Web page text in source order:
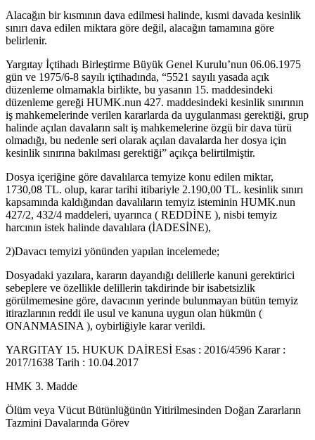
Alacağın bir kısmının dava edilmesi halinde, kısmi davada kesinlik
sınırı dava edilen miktara göre değil, alacağın tamamına göre
belirlenir.
Yargıtay İçtihadı Birleştirme Büyük Genel Kurulu’nun 06.06.1975
gün ve 1975/6-8 sayılı içtihadında, “5521 sayılı yasada açık
düzenleme olmamakla birlikte, bu yasanın 15. maddesindeki
düzenleme gereği HUMK.nun 427. maddesindeki kesinlik sınırının
iş mahkemelerinde verilen kararlarda da uygulanması gerektiği, grup
halinde açılan davaların salt iş mahkemelerine özgü bir dava türü
olmadığı, bu nedenle seri olarak açılan davalarda her dosya için
kesinlik sınırına bakılması gerektiği” açıkça belirtilmiştir.
Dosya içeriğine göre davalılarca temyize konu edilen miktar,
1730,08 TL. olup, karar tarihi itibariyle 2.190,00 TL. kesinlik sınırı
kapsamında kaldığından davalıların temyiz isteminin HUMK.nun
427/2, 432/4 maddeleri, uyarınca ( REDDİNE ), nisbi temyiz
harcının istek halinde davalılara (İADESİNE),
2)Davacı temyizi yönünden yapılan incelemede;
Dosyadaki yazılara, kararın dayandığı delillerle kanuni gerektirici
sebeplere ve özellikle delillerin takdirinde bir isabetsizlik
görülmemesine göre, davacının yerinde bulunmayan bütün temyiz
itirazlarının reddi ile usul ve kanuna uygun olan hükmün (
ONANMASINA ), oybirliğiyle karar verildi.
YARGITAY 15. HUKUK DAİRESİ Esas : 2016/4596 Karar :
2017/1638 Tarih : 10.04.2017
HMK 3. Madde
Ölüm veya Vücut Bütünlüğünün Yitirilmesinden Doğan Zararların
Tazmini Davalarında Görev